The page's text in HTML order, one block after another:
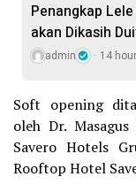
Penangkap
akan Dikasih
admin 14
Soft opening
oleh Dr.
Savero Hotels
Rooftop Hotel